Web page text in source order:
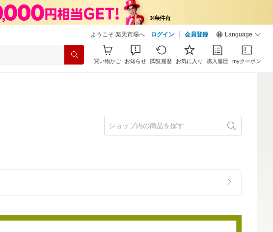
ようこそ 楽天市場へ ログイン 会員登録 Language
買い物かご お知らせ 閲覧履歴 お気に入り 購入履歴 myクーポン